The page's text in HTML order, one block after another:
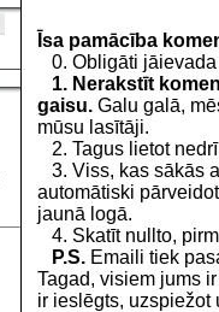
Īsa pamācība
0. Obligāti jāievada
1. Nerakstīt
gaisu. Galu galā,
mūsu lasītāji.
2. Tagus lietot
3. Viss, kas sākās
automātiski
jaunā logā.
4. Skatīt nullto,
P.S. Emaili tiek
Tagad, visiem jums
ir ieslēgts, uzspiežot